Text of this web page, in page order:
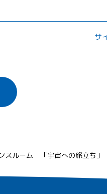
スルーム 「宇宙への旅立ち」